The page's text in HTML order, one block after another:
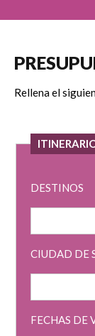
Rellena el
DESTINOS
CIUDAD DE
FECHAS DE